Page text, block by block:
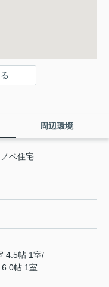
周辺環境
ベ住宅
4.5帖 1室/
帖 1室